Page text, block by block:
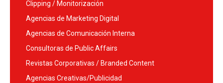
Clipping / Monitorización
Agencias de Marketing Digital
Agencias de Comunicación Interna
Consultoras de Public Affairs
Revistas Corporativas / Branded Content
Agencias Creativas/Publicidad